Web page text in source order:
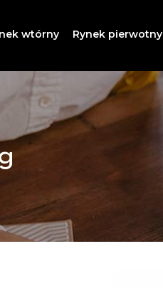
wtórny Rynek pierwotny